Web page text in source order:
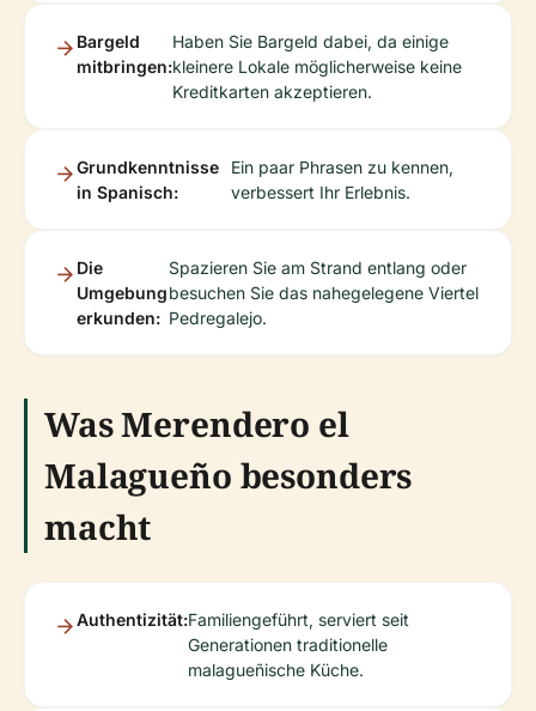
Bargeld
mitbringen:
Haben Sie Bargeld dabei, da einige
kleinere Lokale möglicherweise keine
Kreditkarten akzeptieren.
Grundkenntnisse
in Spanisch:
Ein paar Phrasen zu kennen,
verbessert Ihr Erlebnis.
Die
Umgebung
erkunden:
Spazieren Sie am Strand entlang oder
besuchen Sie das nahegelegene Viertel
Pedregalejo.
Was Merendero el
Malagueño besonders
macht
Authentizität:Familiengeführt, serviert seit
Generationen traditionelle
malagueñische Küche.